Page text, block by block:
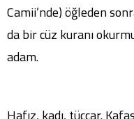
Camii’nde) öğleden
da bir cüz kuranı
adam.
Hafız, kadı, tüccar.